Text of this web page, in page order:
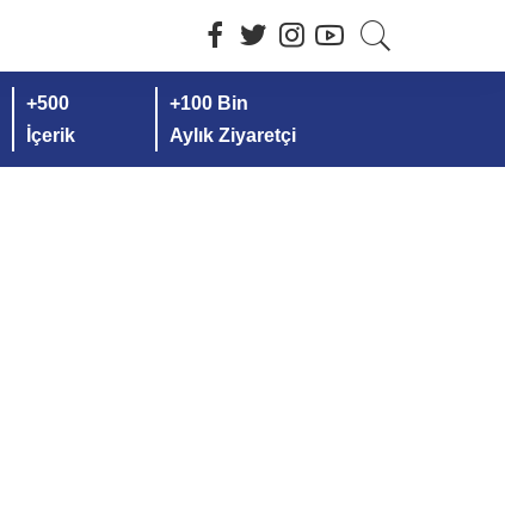
+500
İçerik
+100 Bin
Aylık Ziyaretçi